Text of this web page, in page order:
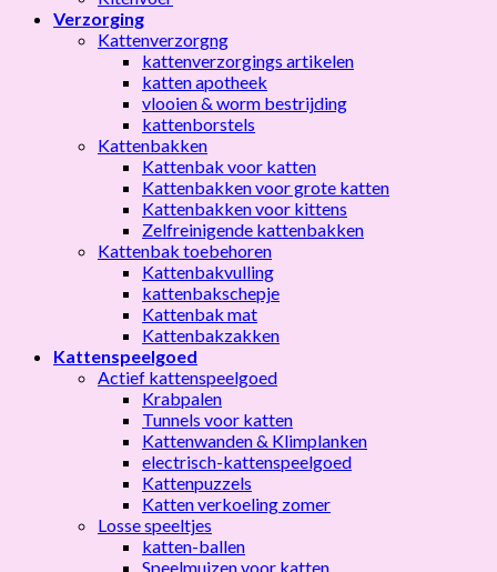
Verzorging
Kattenverzorgng
kattenverzorgings artikelen
katten apotheek
vlooien & worm bestrijding
kattenborstels
Kattenbakken
Kattenbak voor katten
Kattenbakken voor grote katten
Kattenbakken voor kittens
Zelfreinigende kattenbakken
Kattenbak toebehoren
Kattenbakvulling
kattenbakschepje
Kattenbak mat
Kattenbakzakken
Kattenspeelgoed
Actief kattenspeelgoed
Krabpalen
Tunnels voor katten
Kattenwanden & Klimplanken
electrisch-kattenspeelgoed
Kattenpuzzels
Katten verkoeling zomer
Losse speeltjes
katten-ballen
Speelmuizen voor katten